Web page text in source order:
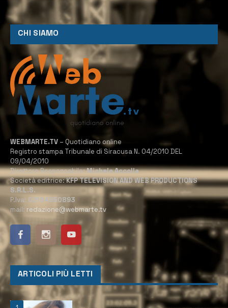
CHI SIAMO
WEBMARTE.TV – Quotidiano online
Registro stampa Tribunale di Siracusa N. 04/2010 DEL
09/04/2010
Direttore Responsabile:Michele Accolla
Società editrice:KFP TELEVISION AND WEB PRODUCTIONS
S.R.L.S.
P.Iva: 02184950893
mail: redazione@webmarte.tv
ARTICOLI PIÙ LETTI